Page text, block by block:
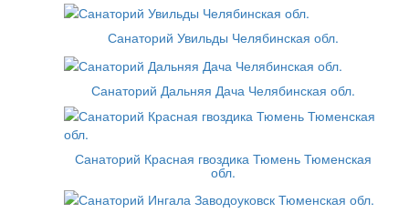
Санаторий Увильды Челябинская обл.
Санаторий Дальняя Дача Челябинская обл.
Санаторий Красная гвоздика Тюмень Тюменская
обл.